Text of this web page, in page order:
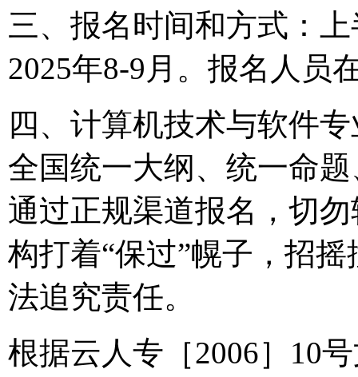
三、报名时间和方式：
2025年8-9月。报名人员
四、计算机技术与软件
全国统一大纲、统一命
通过正规渠道报名，切
构打着“保过”幌子，招
法追究责任。
根据云人专［2006］10